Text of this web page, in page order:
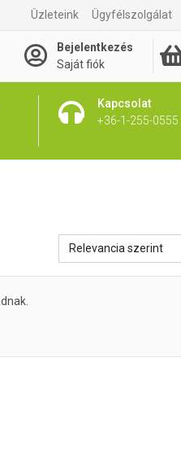
Üzleteink Ügyfélszolgálat
Bejelentkezés
Saját fiók
Kapcsolat
+36-1-255-0555
Relevancia szerint